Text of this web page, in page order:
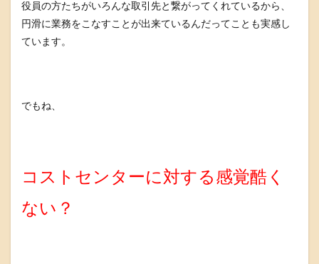
役員の方たちがいろんな取引先と繋がってくれているから、
円滑に業務をこなすことが出来ているんだってことも実感し
ています。
でもね、
コストセンターに対する感覚酷く
ない？